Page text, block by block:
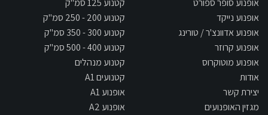
אופנוע סופר ספורט
אופנוע נייקד
אופנוע אדוונצ'ר / טורינג
אופנוע קרוזר
אופנוע מוטוקרוס
אודות
יצירת קשר
מגזין האופנועים
קטנוע 125 סמ"ק
קטנוע 200 - 250 סמ"ק
קטנוע 300 - 350 סמ"ק
קטנוע 400 - 500 סמ"ק
קטנוע מנהלים
קטנועים A1
אופנוע A1
אופנוע A2